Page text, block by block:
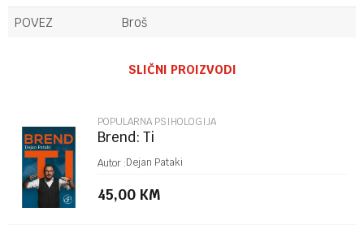
POVEZ
Broš
Poruka
SLIČNI PROIZVODI
POPULARNA PSIHOLOGIJA
Brend: Ti
Autor :Dejan Pataki
45,00 KM